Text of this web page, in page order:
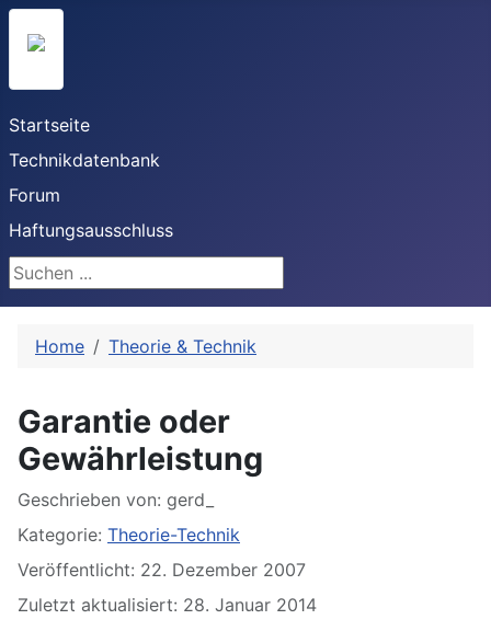
Startseite
Technikdatenbank
Forum
Haftungsausschluss
Suchen ...
Home Theorie & Technik
Garantie oder
Gewährleistung
Details
Geschrieben von: gerd_
Kategorie: Theorie-Technik
Veröffentlicht: 22. Dezember 2007
Zuletzt aktualisiert: 28. Januar 2014